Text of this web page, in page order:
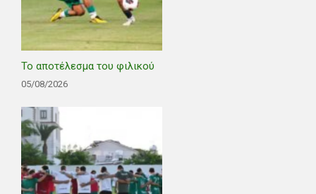
Το αποτέλεσμα του φιλικού
05/08/2026